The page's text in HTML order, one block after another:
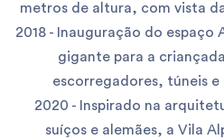
metros de altura, com vista
2018 - Inauguração do espaço
gigante para a
escorregadores, túneis e
2020 - Inspirado na
suíços e alemães, a Vila